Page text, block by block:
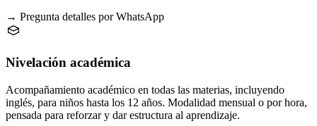
→ Pregunta detalles por WhatsApp
Nivelación académica
Acompañamiento académico en todas las materias, incluyendo
inglés, para niños hasta los 12 años. Modalidad mensual o por hora,
pensada para reforzar y dar estructura al aprendizaje.